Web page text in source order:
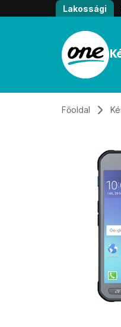
Átugrás, tovább a
Lakossági
Főoldal